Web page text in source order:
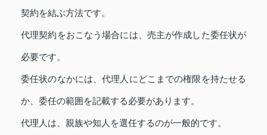
契約を結ぶ方法です。
代理契約をおこなう場合には、売主が作成した委任状が
必要です。
委任状のなかには、代理人にどこまでの権限を持たせる
か、委任の範囲を記載する必要があります。
代理人は、親族や知人を選任するのが一般的です。